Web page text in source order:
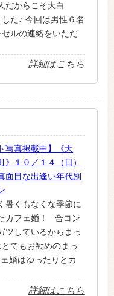
だからこそ大白
た♪ 今回は男性６名
ルの連絡をいただ
詳細はこちら
写真掲載中】《天
》１０／１４（日）
面目な出逢い年代別
暑くもなくな季節に
カフェ婚！ 合コン
ツしているからまっ
てもお勧めのまっ
婚はゆったりとカ
詳細はこちら